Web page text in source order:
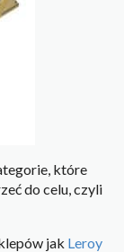
które
do celu, czyli
jak Leroy